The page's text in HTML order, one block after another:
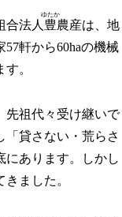
法人 豊
ゆたか
農産は、地
軒から60haの機械
。
祖代々受け継いで
「貸さない・荒らさ
にあります。しかし
ました。